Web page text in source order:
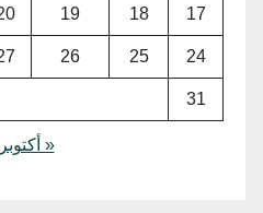
17
18
19
24
25
26
31
« أكتوبر